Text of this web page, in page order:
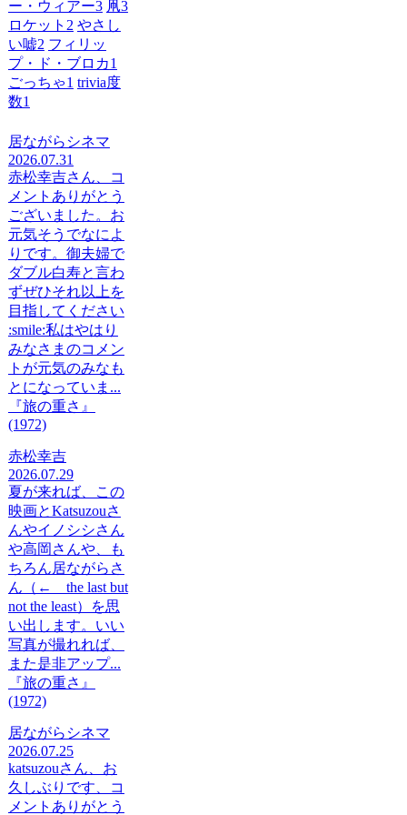
ー・ウィアー3 凧3
ロケット 2 やさし
い嘘2 フィリッ
プ・ド・ブロカ1
ごっちゃ1 trivia度
数1
居ながらシネマ
2026.07.31
赤松幸吉さん、コ
メントありがとう
ございました。お
元気そうでなによ
りです。御夫婦で
ダブル白寿と言わ
ずぜひそれ以上を
目指してください
:smile:私はやはり
みなさまのコメン
トが元気のみなも
とになっていま...
『旅の重さ』
(1972)
赤松幸吉
2026.07.29
夏が来れば、この
映画とKatsuzouさ
んやイノシシさん
や高岡さんや、も
ちろん居ながらさ
ん（← the last but
not the least）を思
い出します。いい
写真が撮れれば、
また是非アップ...
『旅の重さ』
(1972)
居ながらシネマ
2026.07.25
katsuzouさん、お
久しぶりです、コ
メントありがとう